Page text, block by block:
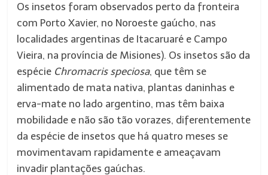
Os insetos foram observados perto da fronteira
com Porto Xavier, no Noroeste gaúcho, nas
localidades argentinas de Itacaruaré e Campo
Vieira, na província de Misiones). Os insetos são da
espécie Chromacris speciosa, que têm se
alimentado de mata nativa, plantas daninhas e
erva-mate no lado argentino, mas têm baixa
mobilidade e não são tão vorazes, diferentemente
da espécie de insetos que há quatro meses se
movimentavam rapidamente e ameaçavam
invadir plantações gaúchas.